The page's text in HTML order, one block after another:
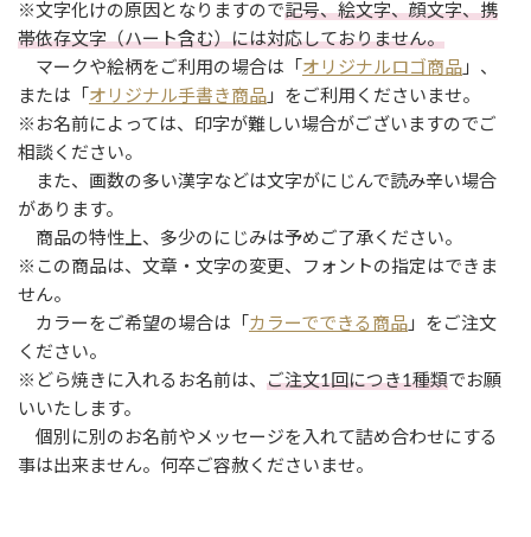
※文字化けの原因となりますので記号、絵文字、顔文字、携
帯依存文字（ハート含む）には対応しておりません。
マークや絵柄をご利用の場合は「 オリジナルロゴ商品 」、
または「 オリジナル手書き商品 」をご利用くださいませ。
※お名前によっては、印字が難しい場合がございますのでご
相談ください。
また、画数の多い漢字などは文字がにじんで読み辛い場合
があります。
商品の特性上、多少のにじみは予めご了承ください。
※この商品は、文章・文字の変更、フォントの指定はできま
せん。
カラーをご希望の場合は「 カラーでできる商品 」をご注文
ください。
※どら焼きに入れるお名前は、 ご注文1回につき1種類でお願
いいたします。
個別に別のお名前やメッセージを入れて詰め合わせにする
事は出来ません。何卒ご容赦くださいませ。